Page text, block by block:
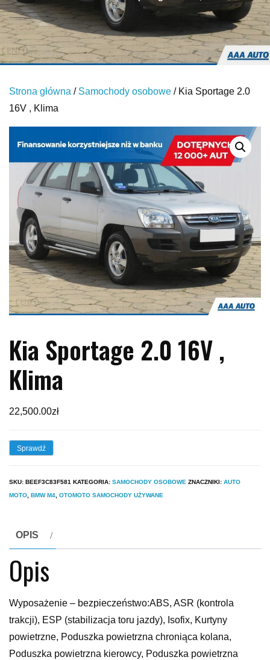
Strona główna / Samochody osobowe / Kia Sportage 2.0
16V , Klima
Kia Sportage 2.0 16V ,
Klima
22,500.00zł
Sprawdź
SKU: BEEF3C83F581 KATEGORIA: SAMOCHODY OSOBOWE ZNACZNIKI: AUTO
MOTO, BMW M4, OTOMOTO SAMOCHODY UŻYWANE
OPIS
Opis
Wyposażenie – bezpieczeństwo:ABS, ASR (kontrola
trakcji), ESP (stabilizacja toru jazdy), Isofix, Kurtyny
powietrzne, Poduszka powietrzna chroniąca kolana,
Poduszka powietrzna kierowcy, Poduszka powietrzna